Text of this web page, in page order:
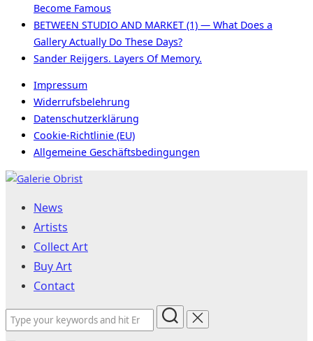
Become Famous
BETWEEN STUDIO AND MARKET (1) — What Does a
Gallery Actually Do These Days?
Sander Reijgers. Layers Of Memory.
Impressum
Widerrufsbelehrung
Datenschutzerklärung
Cookie-Richtlinie (EU)
Allgemeine Geschäftsbedingungen
Skip
contentNews
Artists
Collect Art
Buy Art
Contact
Search
for: